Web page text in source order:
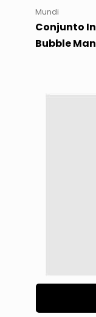
Mundi
Conjunto
Bubble